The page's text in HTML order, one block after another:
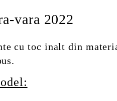
vara 2022
cu toc inalt din